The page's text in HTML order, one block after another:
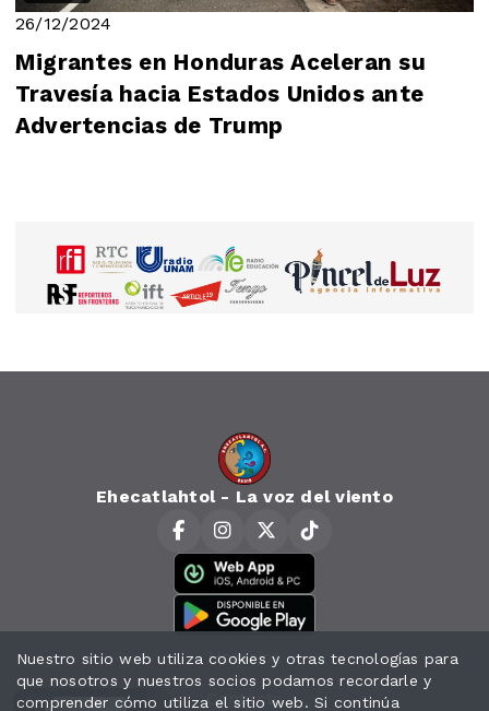
26/12/2024
Migrantes en Honduras Aceleran su
Travesía hacia Estados Unidos ante
Advertencias de Trump
Ehecatlahtol - La voz del viento
Horarios
Contacto
Nuestro sitio web utiliza cookies y otras tecnologías para
que nosotros y nuestros socios podamos recordarle y
comprender cómo utiliza el sitio web. Si continúa